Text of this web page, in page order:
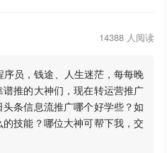
14388 人阅读
员，钱途、人生迷茫，每每晚
推的大神们，现在转运营推广
条信息流推广哪个好学些？如
技能？哪位大神可帮下我，交